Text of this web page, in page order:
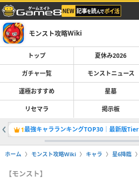
モンスト攻略Wiki
トップ 夏休み2026
ガチャ一覧 モンストニュース
運極おすすめ 星墓
リセマラ 掲示板
1最強キャラランキングTOP30｜最新版Tier
ホーム モンスト攻略Wiki キャラ 星6降臨
【モンスト】